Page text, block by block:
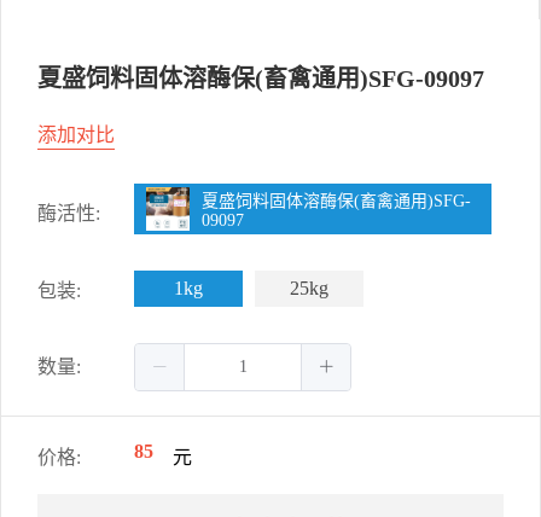
夏盛饲料固体溶酶保(畜禽通用)SFG-09097
添加对比
酶活性:
夏盛饲料固体溶酶保(畜禽通用)SFG-
09097
包装: 1kg 25kg
数量:
价格: 85 元